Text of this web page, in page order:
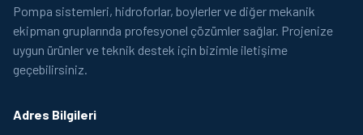
Pompa sistemleri, hidroforlar, boylerler ve diğer mekanik
ekipman gruplarında profesyonel çözümler sağlar. Projenize
uygun ürünler ve teknik destek için bizimle iletişime
geçebilirsiniz.
Adres Bilgileri